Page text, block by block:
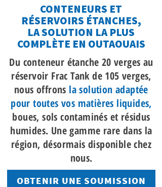
CONTENEURS ET
RÉSERVOIRS ÉTANCHES,
LA SOLUTION LA PLUS
COMPLÈTE EN OUTAOUAIS
Du conteneur étanche 20 verges au
réservoir Frac Tank de 105 verges,
nous offrons la solution adaptée
pour toutes vos matières liquides,
boues, sols contaminés et résidus
humides. Une gamme rare dans la
région, désormais disponible chez
nous.
OBTENIR UNE SOUMISSION